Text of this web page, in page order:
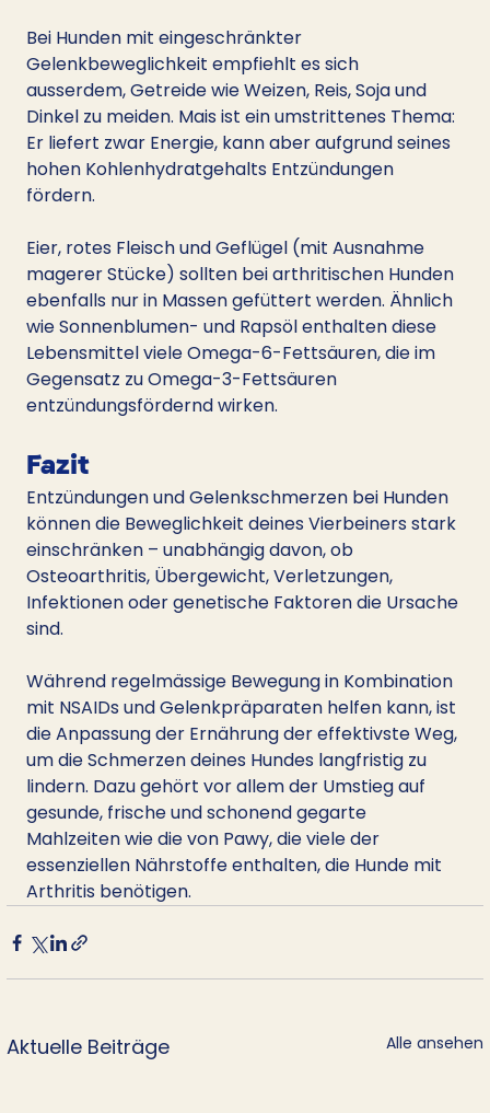
Bei Hunden mit eingeschränkter
Gelenkbeweglichkeit empfiehlt es sich
ausserdem, Getreide wie Weizen, Reis, Soja und
Dinkel zu meiden. Mais ist ein umstrittenes Thema:
Er liefert zwar Energie, kann aber aufgrund seines
hohen Kohlenhydratgehalts Entzündungen
fördern.
Eier, rotes Fleisch und Geflügel (mit Ausnahme
magerer Stücke) sollten bei arthritischen Hunden
ebenfalls nur in Massen gefüttert werden. Ähnlich
wie Sonnenblumen- und Rapsöl enthalten diese
Lebensmittel viele Omega-6-Fettsäuren, die im
Gegensatz zu Omega-3-Fettsäuren
entzündungsfördernd wirken.
Fazit
Entzündungen und Gelenkschmerzen bei Hunden
können die Beweglichkeit deines Vierbeiners stark
einschränken – unabhängig davon, ob
Osteoarthritis, Übergewicht, Verletzungen,
Infektionen oder genetische Faktoren die Ursache
sind.
Während regelmässige Bewegung in Kombination
mit NSAIDs und Gelenkpräparaten helfen kann, ist
die Anpassung der Ernährung der effektivste Weg,
um die Schmerzen deines Hundes langfristig zu
lindern. Dazu gehört vor allem der Umstieg auf
gesunde, frische und schonend gegarte
Mahlzeiten wie die von Pawy, die viele der
essenziellen Nährstoffe enthalten, die Hunde mit
Arthritis benötigen.
Aktuelle Beiträge Alle ansehen